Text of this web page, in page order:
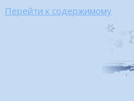
Перейти к содержимому